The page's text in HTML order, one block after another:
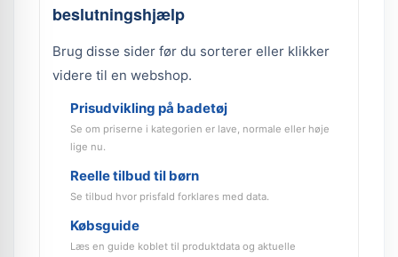
beslutningshjælp
Brug disse sider før du sorterer eller klikker
videre til en webshop.
Prisudvikling på badetøj
Se om priserne i kategorien er lave, normale eller høje
lige nu.
Reelle tilbud til børn
Se tilbud hvor prisfald forklares med data.
Købsguide
Læs en guide koblet til produktdata og aktuelle